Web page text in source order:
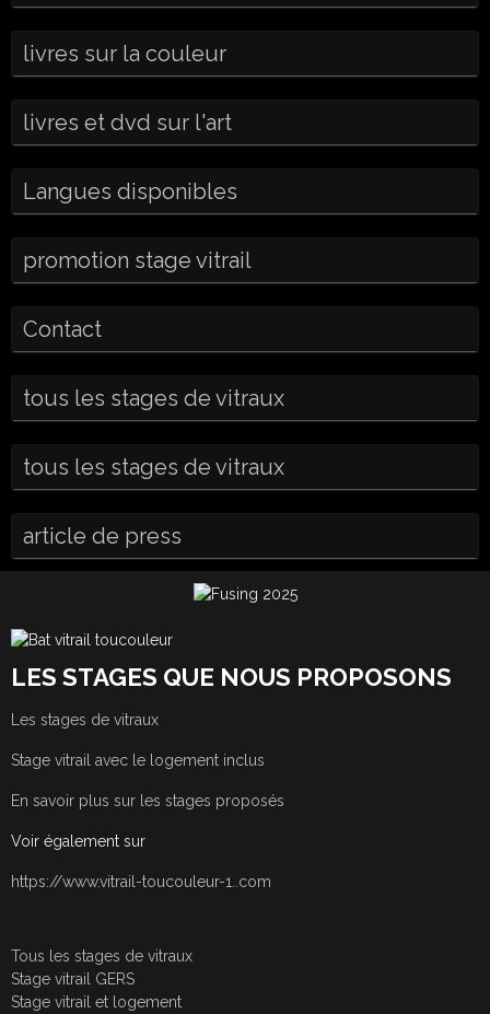
livres sur la couleur
livres et dvd sur l'art
Langues disponibles
promotion stage vitrail
Contact
tous les stages de vitraux
tous les stages de vitraux
article de press
LES STAGES QUE NOUS PROPOSONS
Les stages de vitraux
Stage vitrail avec le logement inclus
En savoir plus sur les stages proposés
Voir également sur
https://www.vitrail-toucouleur-1..com
Tous les stages de vitraux
Stage vitrail GERS
Stage vitrail et logement